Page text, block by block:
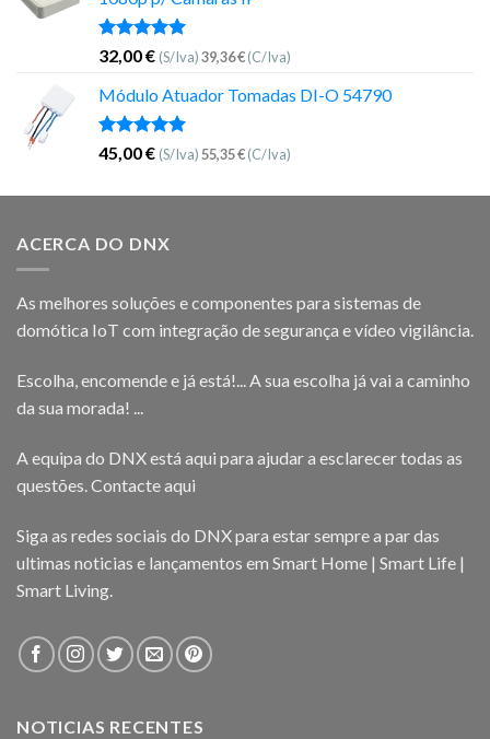
Avaliação
5.00
de 5
32,00€ (S/Iva)39,36€(C/Iva)
Módulo Atuador Tomadas DI-O 54790
Avaliação
5.00
de 5
45,00€ (S/Iva)55,35€(C/Iva)
ACERCA DO DNX
As melhores soluções e componentes para sistemas de
domótica IoT com integração de segurança e vídeo vigilância.
Escolha, encomende e já está!... A sua escolha já vai a caminho
da sua morada! ...
A equipa do DNX está aqui para ajudar a esclarecer todas as
questões. Contacte aqui
Siga as redes sociais do DNX para estar sempre a par das
ultimas noticias e lançamentos em Smart Home | Smart Life |
Smart Living.
NOTICIAS RECENTES